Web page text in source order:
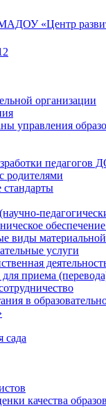
«Центр
организации
управления
педагогов
родителями
стандарты
виды
услуги
приема
в
сада
качества